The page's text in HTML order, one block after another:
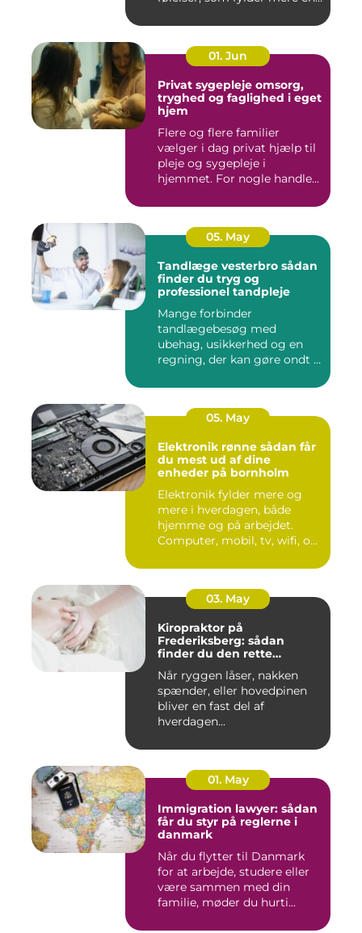
01. Jun
Privat sygepleje omsorg,
tryghed og faglighed i eget
hjem
Flere og flere familier
vælger i dag privat hjælp til
pleje og sygepleje i
hjemmet. For nogle handle...
05. May
Tandlæge vesterbro sådan
finder du tryg og
professionel tandpleje
Mange forbinder
tandlægebesøg med
ubehag, usikkerhed og en
regning, der kan gøre ondt i
05. May
Elektronik rønne sådan får
du mest ud af dine
enheder på bornholm
Elektronik fylder mere og
mere i hverdagen, både
hjemme og på arbejdet.
Computer, mobil, tv, wifi, o...
03. May
Kiropraktor på
Frederiksberg: sådan
finder du den rette
Når ryggen låser, nakken
spænder, eller hovedpinen
bliver en fast del af
hverdagen...
01. May
Immigration lawyer: sådan
får du styr på reglerne i
danmark
Når du flytter til Danmark
for at arbejde, studere eller
være sammen med din
familie, møder du hurti...